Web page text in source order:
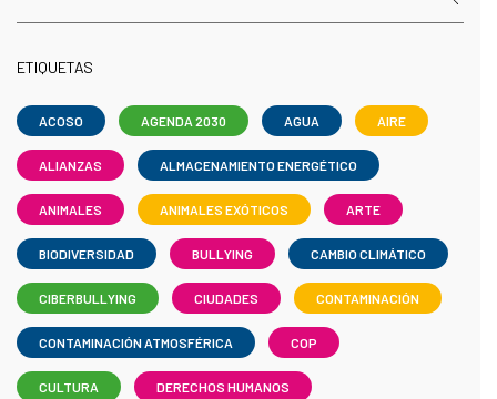
ETIQUETAS
ACOSO AGENDA 2030 AGUA AIRE
ALIANZAS ALMACENAMIENTO ENERGÉTICO
ANIMALES ANIMALES EXÓTICOS ARTE
BIODIVERSIDAD BULLYING CAMBIO CLIMÁTICO
CIBERBULLYING CIUDADES CONTAMINACIÓN
CONTAMINACIÓN ATMOSFÉRICA COP
CULTURA DERECHOS HUMANOS